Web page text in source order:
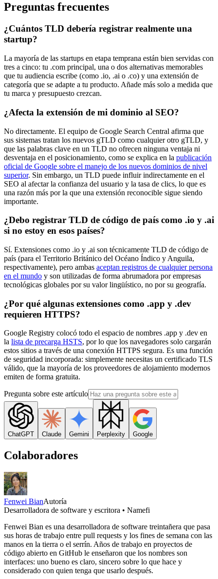
Preguntas frecuentes
¿Cuántos TLD debería registrar realmente una
startup?
La mayoría de las startups en etapa temprana están bien servidas con
tres a cinco: tu .com principal, una o dos alternativas memorables
que tu audiencia escribe (como .io, .ai o .co) y una extensión de
categoría que se adapte a tu producto. Añade más solo a medida que
tu marca y presupuesto crezcan.
¿Afecta la extensión de mi dominio al SEO?
No directamente. El equipo de Google Search Central afirma que
sus sistemas tratan los nuevos gTLD como cualquier otro gTLD, y
que las palabras clave en un TLD no ofrecen ninguna ventaja ni
desventaja en el posicionamiento, como se explica en la publicación
oficial de Google sobre el manejo de los nuevos dominios de nivel
superior. Sin embargo, un TLD puede influir indirectamente en el
SEO al afectar la confianza del usuario y la tasa de clics, lo que es
una razón más por la que una extensión reconocible sigue siendo
importante.
¿Debo registrar TLD de código de país como .io y .ai
si no estoy en esos países?
Sí. Extensiones como .io y .ai son técnicamente TLD de código de
país (para el Territorio Británico del Océano Índico y Anguila,
respectivamente), pero ambas aceptan registros de cualquier persona
en el mundo y son utilizadas de forma abrumadora por empresas
tecnológicas globales por su valor lingüístico, no por su geografía.
¿Por qué algunas extensiones como .app y .dev
requieren HTTPS?
Google Registry colocó todo el espacio de nombres .app y .dev en
la lista de precarga HSTS, por lo que los navegadores solo cargarán
estos sitios a través de una conexión HTTPS segura. Es una función
de seguridad incorporada: simplemente necesitas un certificado TLS
válido, que la mayoría de los proveedores de alojamiento modernos
emiten de forma gratuita.
Pregunta sobre este artículo
ChatGPT Claude Gemini Perplexity Google
Colaboradores
Fenwei BianAutoría
Desarrolladora de software y escritora • Namefi
Fenwei Bian es una desarrolladora de software treintañera que pasa
sus horas de trabajo entre pull requests y los fines de semana con las
manos en la tierra o el serrín. Años de trabajo en proyectos de
código abierto en GitHub le enseñaron que los nombres son
interfaces: uno bueno es claro, sincero sobre lo que hace y
considerado con quien tenga que usarlo después.